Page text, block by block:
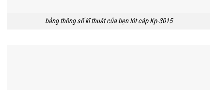
bảng thông số kĩ thuật của bẹn lót cáp Kp-3015